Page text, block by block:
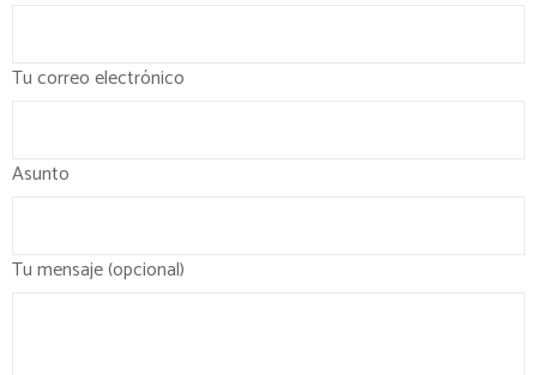
Tu correo electrónico
Asunto
Tu mensaje (opcional)